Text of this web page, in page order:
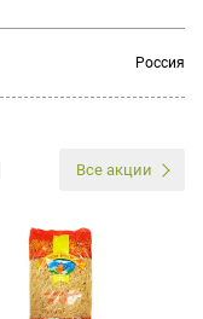
Россия
Все акции